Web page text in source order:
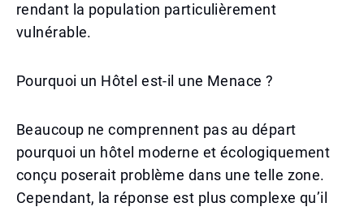
rendant la population particulièrement
vulnérable.
Pourquoi un Hôtel est-il une Menace ?
Beaucoup ne comprennent pas au départ
pourquoi un hôtel moderne et écologiquement
conçu poserait problème dans une telle zone.
Cependant, la réponse est plus complexe qu’il